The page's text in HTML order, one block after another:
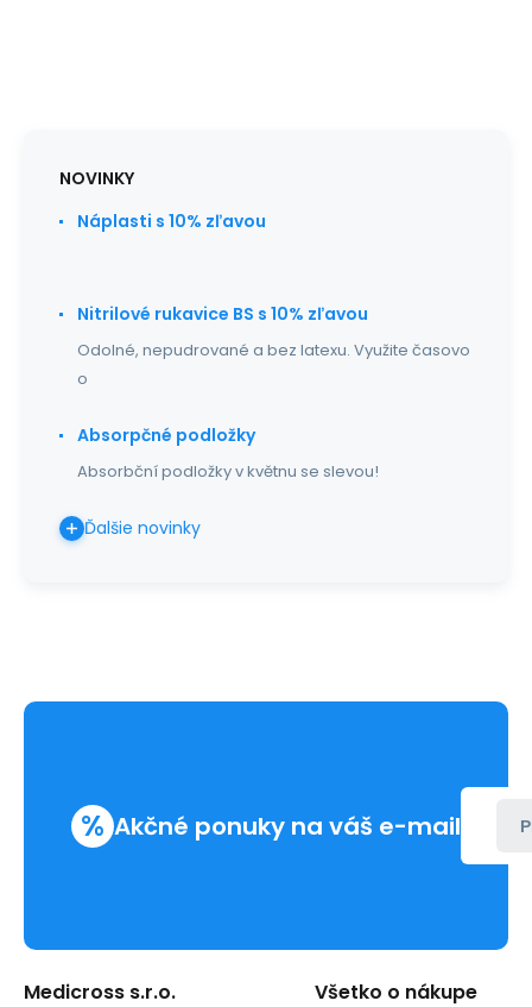
NOVINKY
Náplasti s 10% zľavou
Nitrilové rukavice BS s 10% zľavou
Odolné, nepudrované a bez latexu. Využite časovo
o
Absorpčné podložky
Absorbční podložky v květnu se slevou!
Ďalšie novinky
% Akčné ponuky na váš e-mail
Medicross s.r.o. Všetko o nákupe